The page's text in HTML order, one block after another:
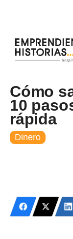
contenido
Cómo
10
rápida
Dinero